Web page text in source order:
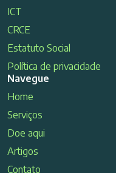
ICT
CRCE
Estatuto Social
Política de privacidade
Navegue
Home
Serviços
Doe aqui
Artigos
Contato